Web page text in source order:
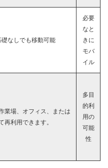
なしでも移動可能
必要
なと
きに
モバ
イル
業場、オフィス、または
再利用できます。
多目
的利
用の
可能
性